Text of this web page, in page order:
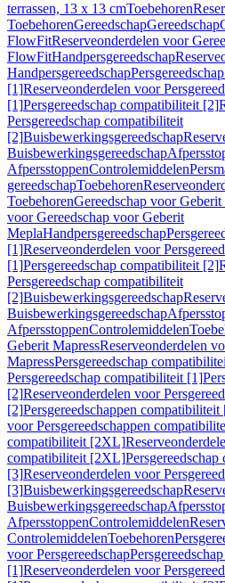
terrassen, 13 x 13 cmToebehoren
ToebehorenGereedschapGereedschap
FlowFitReserveonderdelen voor
FlowFitHandpersgereedschap
Handpersgereedschap
[1]Reserveonderdelen voor
[1]Persgereedschap compatibiliteit [2]
Persgereedschap compatibiliteit
[2]Buisbewerkingsgereedschap
Buisbewerkingsgereedschap
AfpersstoppenControlemiddelen
gereedschapToebehoren
ToebehorenGereedschap voor
voor Gereedschap voor Geberit
MeplaHandpersgereedschap
[1]Reserveonderdelen voor
[1]Persgereedschap compatibiliteit [2]
Persgereedschap compatibiliteit
[2]Buisbewerkingsgereedschap
Buisbewerkingsgereedschap
AfpersstoppenControlemiddelen
Geberit MapressReserveonderdelen
MapressPersgereedschap
Persgereedschap compatibiliteit [1]
[2]Reserveonderdelen voor
[2]Persgereedschappen
voor Persgereedschappen
compatibiliteit [2XL]
compatibiliteit [2XL]
[3]Reserveonderdelen voor
[3]Buisbewerkingsgereedschap
Buisbewerkingsgereedschap
AfpersstoppenControlemiddelen
ControlemiddelenToebehoren
voor Persgereedschap
[1]Reserveonderdelen voor